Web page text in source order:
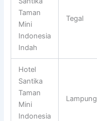
Taman
Mini
Indonesia
Indah
Tegal
Hotel
Santika
Taman
Mini
Indonesia
Lampung